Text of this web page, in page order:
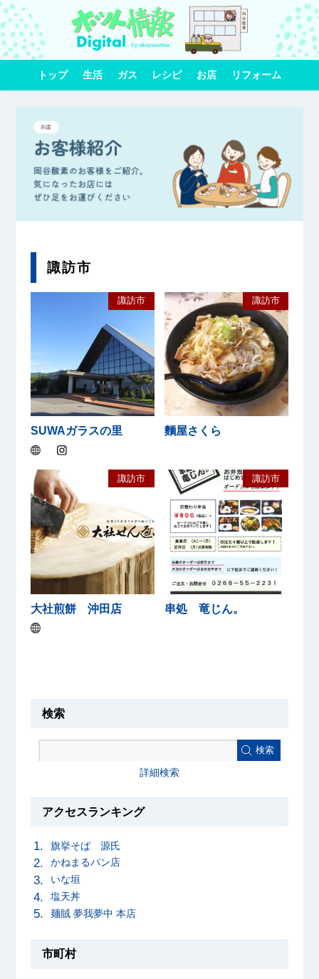
トップ 生活 ガス レシピ お店 リフォーム
諏訪市
諏訪市
SUWAガラスの里
諏訪市
麵屋さくら
諏訪市
大社煎餅 沖田店
諏訪市
串処 竜じん。
検索
検索
詳細検索
アクセスランキング
旗挙そば 源氏
かねまるパン店
いな垣
塩天丼
麺賊 夢我夢中 本店
市町村